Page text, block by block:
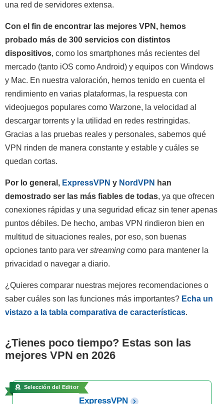
una red de servidores extensa.
Con el fin de encontrar las mejores VPN, hemos
probado más de 300 servicios con distintos
dispositivos, como los smartphones más recientes del
mercado (tanto iOS como Android) y equipos con Windows
y Mac. En nuestra valoración, hemos tenido en cuenta el
rendimiento en varias plataformas, la respuesta con
videojuegos populares como Warzone, la velocidad al
descargar torrents y la utilidad en redes restringidas.
Gracias a las pruebas reales y personales, sabemos qué
VPN rinden de manera constante y estable y cuáles se
quedan cortas.
Por lo general, ExpressVPN y NordVPN han
demostrado ser las más fiables de todas, ya que ofrecen
conexiones rápidas y una seguridad eficaz sin tener apenas
puntos débiles. De hecho, ambas VPN rindieron bien en
multitud de situaciones reales, por eso, son buenas
opciones tanto para ver streaming como para mantener la
privacidad o navegar a diario.
¿Quieres comparar nuestras mejores recomendaciones o
saber cuáles son las funciones más importantes? Echa un
vistazo a la tabla comparativa de características.
¿Tienes poco tiempo? Estas son las
mejores VPN en 2026
Selección del Editor
ExpressVPN